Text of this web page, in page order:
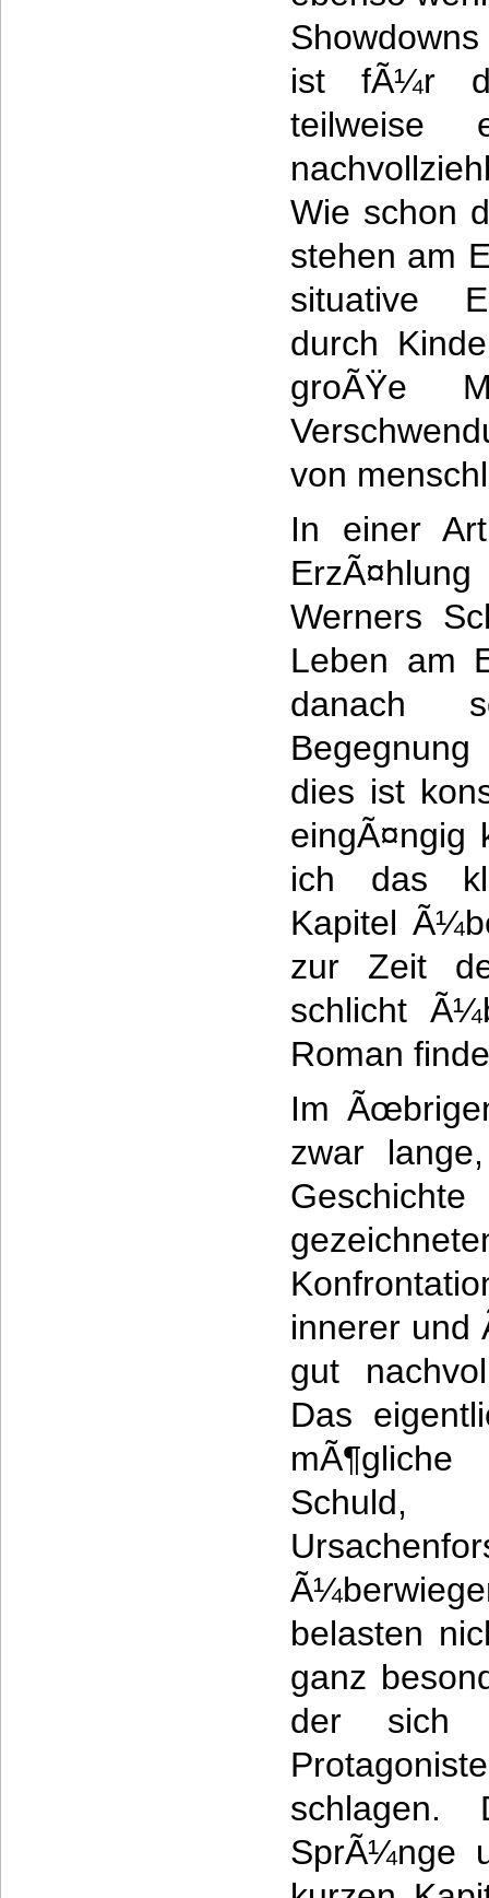
ist fÃ¼r
teilweise
Wie schon
stehen am
situative
durch
groÃŸe
von
In einer
Werners
Leben am
danach
dies ist
eingÃ¤ngig
ich das
Kapitel
zur Zeit
schlicht
Roman
Im
zwar
innerer und
gut
Das
belasten
ganz
der sich
schlagen.
SprÃ¼nge